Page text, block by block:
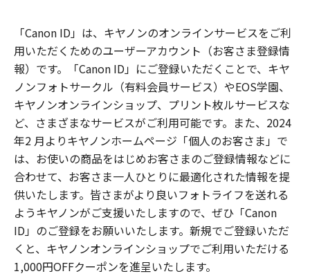
「Canon ID」は、キヤノンのオンラインサービスをご利
用いただくためのユーザーアカウント（お客さま登録情
報）です。「Canon ID」にご登録いただくことで、キヤ
ノンフォトサークル（有料会員サービス）やEOS学園、
キヤノンオンラインショップ、プリント枚ルサービスな
ど、さまざまなサービスがご利用可能です。また、2024
年2 月よりキヤノンホームページ「個人のお客さま」で
は、お使いの商品をはじめお客さまのご登録情報などに
合わせて、お客さま一人ひとりに最適化された情報を提
供いたします。皆さまがより良いフォトライフを送れる
ようキヤノンがご支援いたしますので、ぜひ「Canon
ID」のご登録をお願いいたします。新規でご登録いただ
くと、キヤノンオンラインショップでご利用いただける
1,000円OFFクーポンを進呈いたします。